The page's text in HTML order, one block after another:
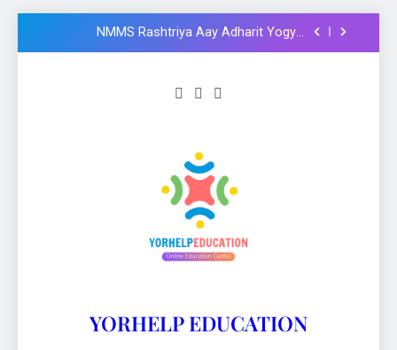
NMMS Rashtriya Aay Adharit Yogyta
get CCC certificate in 2024
Financial Functions in Excel 2021: Excel
Formula और Functions in Hindi
NMMS Rashtriya Aay Adharit Yogyta
chhatravratti Pariksha 2025-26: Know
important steps to apply
CCC Course: Know All important details to
get CCC certificate in 2024
YORHELP EDUCATION